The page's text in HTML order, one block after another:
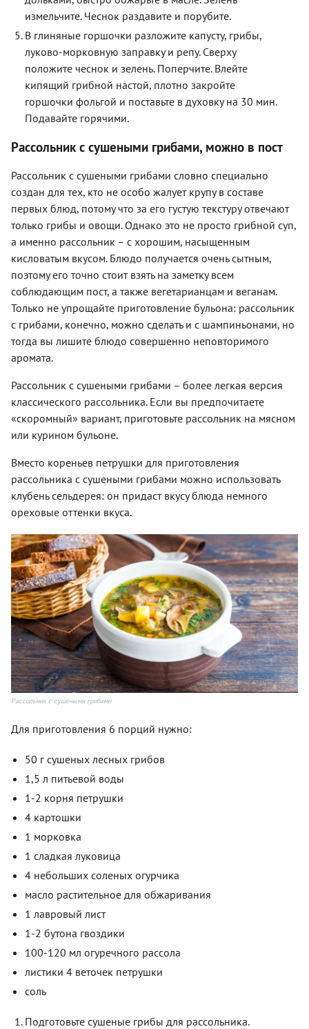
измельчите. Чеснок раздавите и порубите.
В глиняные горшочки разложите капусту, грибы,
луково-морковную заправку и репу. Сверху
положите чеснок и зелень. Поперчите. Влейте
кипящий грибной настой, плотно закройте
горшочки фольгой и поставьте в духовку на 30 мин.
Подавайте горячими.
Рассольник с сушеными грибами, можно в пост
Рассольник с сушеными грибами словно специально
создан для тех, кто не особо жалует крупу в составе
первых блюд, потому что за его густую текстуру отвечают
только грибы и овощи. Однако это не просто грибной суп,
а именно рассольник – с хорошим, насыщенным
кисловатым вкусом. Блюдо получается очень сытным,
поэтому его точно стоит взять на заметку всем
соблюдающим пост, а также вегетарианцам и веганам.
Только не упрощайте приготовление бульона: рассольник
с грибами, конечно, можно сделать и с шампиньонами, но
тогда вы лишите блюдо совершенно неповторимого
аромата.
Рассольник с сушеными грибами – более легкая версия
классического рассольника. Если вы предпочитаете
«скоромный» вариант, приготовьте рассольник на мясном
или курином бульоне.
Вместо кореньев петрушки для приготовления
рассольника с сушеными грибами можно использовать
клубень сельдерея: он придаст вкусу блюда немного
ореховые оттенки вкуса.
Рассольник с сушеными грибами
Для приготовления 6 порций нужно:
50 г сушеных лесных грибов
1,5 л питьевой воды
1-2 корня петрушки
4 картошки
1 морковка
1 сладкая луковица
4 небольших соленых огурчика
масло растительное для обжаривания
1 лавровый лист
1-2 бутона гвоздики
100-120 мл огуречного рассола
листики 4 веточек петрушки
соль
Подготовьте сушеные грибы для рассольника.